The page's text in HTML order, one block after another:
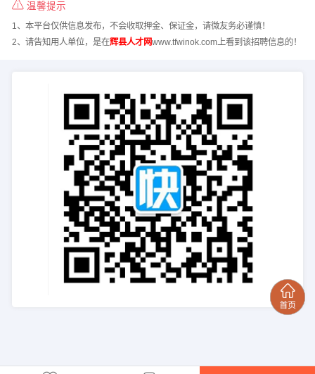
温馨提示
1、本平台仅供信息发布，不会收取押金、保证金，请微友务必谨慎！
2、请告知用人单位，是在辉县人才网www.tfwinok.com上看到该招聘信息的！